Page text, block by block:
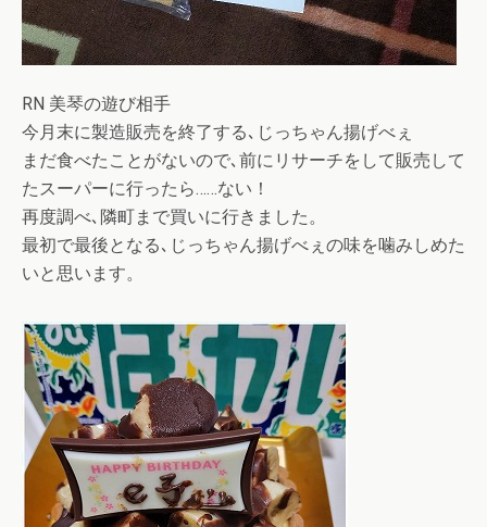
RN 美琴の遊び相手
今月末に製造販売を終了する､じっちゃん揚げべぇ
まだ食べたことがないので､前にリサーチをして販売して
たスーパーに行ったら……ない！
再度調べ､隣町まで買いに行きました。
最初で最後となる､じっちゃん揚げべぇの味を噛みしめた
いと思います。